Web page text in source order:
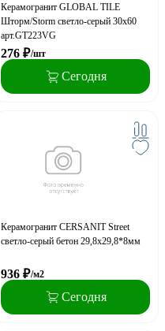
Керамогранит GLOBAL TILE
Шторм/Storm светло-серый 30x60
арт.GT223VG
276 ₽/шт
Сегодня
Керамогранит CERSANIT Street
светло-серый бетон 29,8x29,8*8мм
936 ₽/м2
Сегодня